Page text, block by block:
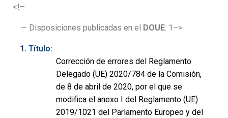
<!–
— Disposiciones publicadas en el DOUE: 1–>
Título:
Corrección de errores del Reglamento
Delegado (UE) 2020/784 de la Comisión,
de 8 de abril de 2020, por el que se
modifica el anexo I del Reglamento (UE)
2019/1021 del Parlamento Europeo y del